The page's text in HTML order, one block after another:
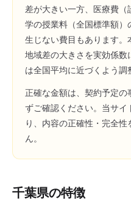
差が大きい一方、医療費
学の授業料（全国標準額
生じない費目もあります
地域差の大きさを実効係数
は全国平均に近づくよう調
正確な金額は、契約予定
ずご確認ください。当サ
り、内容の正確性・完全
ん。
千葉県の特徴